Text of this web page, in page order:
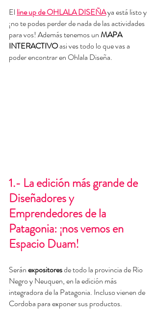
El line up de OHLALA DISEÑA ya está listo y
¡no te podes perder de nada de las actividades
para vos! Además tenemos un MAPA
INTERACTIVO asi ves todo lo que vas a
poder encontrar en Ohlala Diseña.
1.- La edición más grande de
Diseñadores y
Emprendedores de la
Patagonia: ¡nos vemos en
Espacio Duam!
Serán expositores de todo la provincia de Rio
Negro y Neuquen, en la edición más
integradora de la Patagonia. Incluso vienen de
Cordoba para exponer sus productos.